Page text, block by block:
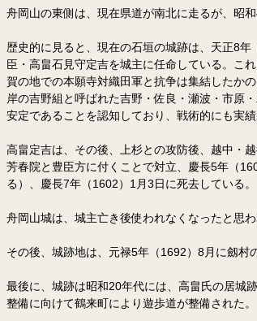
舟岡山の東側は、現在県道が南北に走るが、昭
歴史的に見ると、現在の石垣の城跡は、天正8
臣・高畠石見守定吉を城主に任命している。こ
賀の地での本願寺対織田軍と抗争は集結したか
岸の吉野組と呼ばれた吉野・佐良・瀬波・市原
安定であることを認知しており、戦術的にも実
高畠定吉は、その後、上杉との攻防後、越中・
芳春院と豊臣方に付くことで対立、慶長5年（
る）、慶長7年（1602）1月3日に死去している。
舟岡山城は、城主亡き後使われなくなったと思
その後、城跡地は、元禄5年（1692）8月に劔村
最後に、城跡は昭和20年代には、高畠氏の居城
整備に向けて鶴来町により遊歩道が整備された。